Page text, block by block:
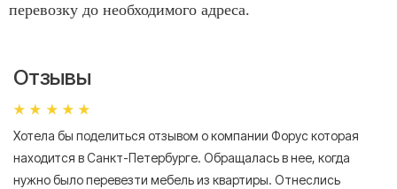
перевозку до необходимого адреса.
Отзывы
Хотела бы поделиться отзывом о компании Форус которая
находится в Санкт-Петербурге. Обращалась в нее, когда
нужно было перевезти мебель из квартиры. Отнеслись